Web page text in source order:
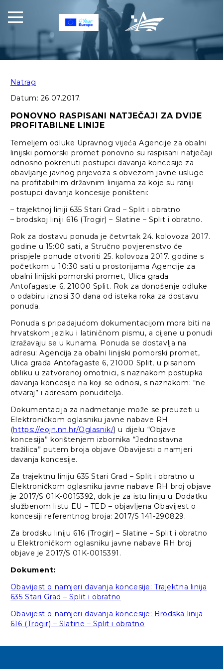
Natrag
Datum: 26.07.2017.
PONOVNO RASPISANI NATJEČAJI ZA DVIJE
PROFITABILNE LINIJE
Temeljem odluke Upravnog vijeća Agencije za obalni
linijski pomorski promet ponovno su raspisani natječaji
odnosno pokrenuti postupci davanja koncesije za
obavljanje javnog prijevoza s obvezom javne usluge
na profitabilnim državnim linijama za koje su raniji
postupci davanja koncesije poništeni:
– trajektnoj liniji 635 Stari Grad – Split i obratno
– brodskoj liniji 616 (Trogir) – Slatine – Split i obratno.
Rok za dostavu ponuda je četvrtak 24. kolovoza 2017.
godine u 15:00 sati, a Stručno povjerenstvo će
prispjele ponude otvoriti 25. kolovoza 2017. godine s
početkom u 10:30 sati u prostorijama Agencije za
obalni linijski pomorski promet, Ulica grada
Antofagaste 6, 21000 Split. Rok za donošenje odluke
o odabiru iznosi 30 dana od isteka roka za dostavu
ponuda.
Ponuda s pripadajućom dokumentacijom mora biti na
hrvatskom jeziku i latiničnom pismu, a cijene u ponudi
izražavaju se u kunama. Ponuda se dostavlja na
adresu: Agencija za obalni linijski pomorski promet,
Ulica grada Antofagaste 6, 21000 Split, u pisanom
obliku u zatvorenoj omotnici, s naznakom postupka
davanja koncesije na koji se odnosi, s naznakom: “ne
otvaraj” i adresom ponuditelja.
Dokumentacija za nadmetanje može se preuzeti u
Elektroničkom oglasniku javne nabave RH
(https://eojn.nn.hr/Oglasnik/) u dijelu “Objave
koncesija” korištenjem izbornika “Jednostavna
tražilica” putem broja objave Obavijesti o namjeri
davanja koncesije.
Za trajektnu liniju 635 Stari Grad – Split i obratno u
Elektroničkom oglasniku javne nabave RH broj objave
je 2017/S 01K-0015392, dok je za istu liniju u Dodatku
službenom listu EU – TED – objavljena Obavijest o
koncesiji referentnog broja: 2017/S 141-290829.
Za brodsku liniju 616 (Trogir) – Slatine – Split i obratno
u Elektroničkom oglasniku javne nabave RH broj
objave je 2017/S 01K-0015391.
Dokument:
Obavijest o namjeri davanja koncesije: Trajektna linija
635 Stari Grad – Split i obratno
Obavijest o namjeri davanja koncesije: Brodska linija
616 (Trogir) – Slatine – Split i obratno